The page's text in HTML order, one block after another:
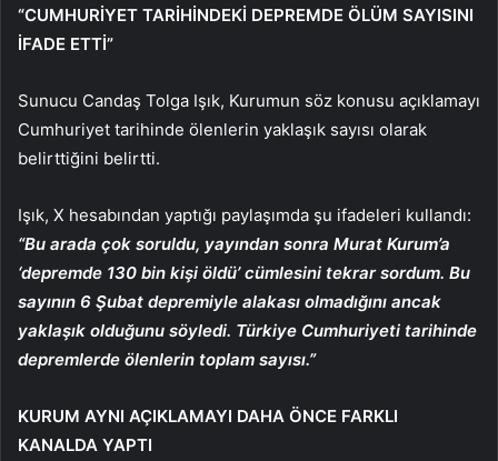
“CUMHURİYET TARİHİNDEKİ DEPREMDE ÖLÜM SAYISINI
İFADE ETTİ”
Sunucu Candaş Tolga Işık, Kurumun söz konusu açıklamayı
Cumhuriyet tarihinde ölenlerin yaklaşık sayısı olarak
belirttiğini belirtti.
Işık, X hesabından yaptığı paylaşımda şu ifadeleri kullandı:
“Bu arada çok soruldu, yayından sonra Murat Kurum’a
‘depremde 130 bin kişi öldü’ cümlesini tekrar sordum. Bu
sayının 6 Şubat depremiyle alakası olmadığını ancak
yaklaşık olduğunu söyledi. Türkiye Cumhuriyeti tarihinde
depremlerde ölenlerin toplam sayısı.”
KURUM AYNI AÇIKLAMAYI DAHA ÖNCE FARKLI
KANALDA YAPTI